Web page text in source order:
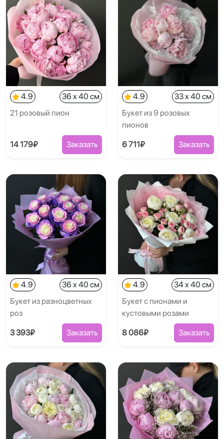
4.9
36 x 40 см
21 розовый пион
14 179₽ Заказать
4.9
33 x 40 см
Букет из 9 розовых
пионов
6 711₽ Заказать
4.9
36 x 40 см
Букет из разноцветных
роз
3 393₽ Заказать
4.9
34 x 40 см
Букет с пионами и
кустовыми розами
8 086₽ Заказать